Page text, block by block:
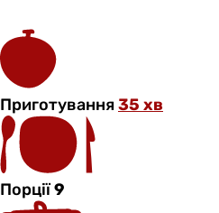
Приготування35 хв
Порції9